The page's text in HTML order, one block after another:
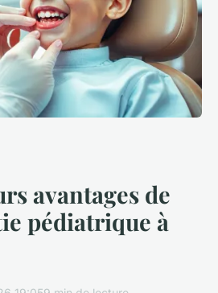
avantages de
pédiatrique à